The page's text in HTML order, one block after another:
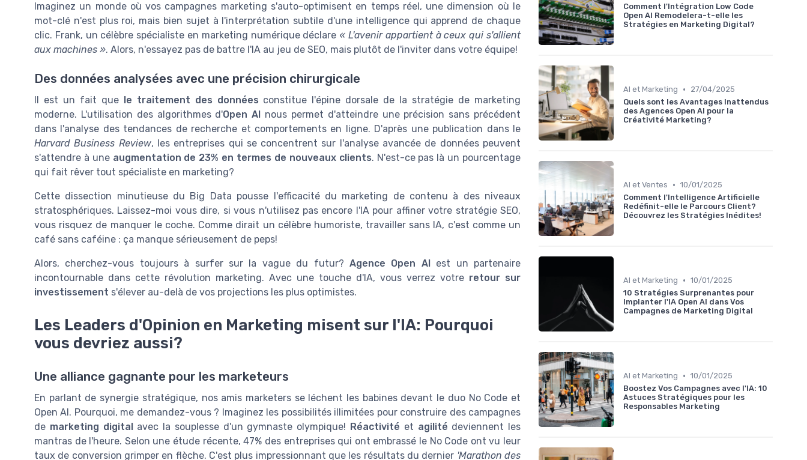
Imaginez un monde où vos campagnes marketing s'auto-optimisent en temps réel, une dimension où le
mot-clé n'est plus roi, mais bien sujet à l'interprétation subtile d'une intelligence qui apprend de chaque
clic. Frank, un célèbre spécialiste en marketing numérique déclare « L'avenir appartient à ceux qui s'allient
aux machines ». Alors, n'essayez pas de battre l'IA au jeu de SEO, mais plutôt de l'inviter dans votre équipe!
Des données analysées avec une précision chirurgicale
Il est un fait que le traitement des données constitue l'épine dorsale de la stratégie de marketing
moderne. L'utilisation des algorithmes d'Open AI
nous permet d'atteindre une précision sans précédent
dans l'analyse des tendances de recherche et comportements en ligne. D'après une publication dans le
Harvard Business Review, les entreprises qui se concentrent sur l'analyse avancée de données peuvent
s'attendre à une augmentation de 23% en termes de nouveaux clients. N'est-ce pas là un pourcentage
qui fait rêver tout spécialiste en marketing?
Cette dissection minutieuse du Big Data pousse l'efficacité du marketing de contenu à des niveaux
stratosphériques. Laissez-moi vous dire, si vous n'utilisez pas encore l'IA pour affiner votre stratégie SEO,
vous risquez de manquer le coche. Comme dirait un célèbre humoriste, travailler sans IA, c'est comme un
café sans caféine : ça manque sérieusement de peps!
Alors, cherchez-vous toujours à surfer sur la vague du futur? Agence Open AI
est un partenaire
incontournable dans cette révolution marketing. Avec une touche d'IA, vous verrez votre retour sur
investissement s'élever au-delà de vos projections les plus optimistes.
Les Leaders d'Opinion en Marketing misent sur l'IA: Pourquoi
vous devriez aussi?
Une alliance gagnante pour les marketeurs
En parlant de synergie stratégique, nos amis marketers se léchent les babines devant le duo No Code et
Open AI. Pourquoi, me demandez-vous ? Imaginez les possibilités illimitées pour construire des campagnes
de marketing digitalavec la souplesse d'un gymnaste olympique! Réactivité et agilité deviennent les
mantras de l'heure. Selon une étude récente, 47% des entreprises qui ont embrassé le No Code ont vu leur
taux de conversion grimper en flèche. C'est plus impressionnant que les résultats du dernier 'Marathon des
Comment l'Intégration Low Code
Open AI Remodelera-t-elle les
Stratégies en Marketing Digital?
AI et Marketing •
27/04/2025
Quels sont les Avantages Inattendus
des Agences Open AI pour la
Créativité Marketing?
AI et Ventes • 10/01/2025
Comment l'Intelligence Artificielle
Redéfinit-elle le Parcours Client?
Découvrez les Stratégies Inédites!
AI et Marketing • 10/01/2025
10 Stratégies Surprenantes pour
Implanter l'IA Open AI dans Vos
Campagnes de Marketing Digital
AI et Marketing • 10/01/2025
Boostez Vos Campagnes avec l'IA: 10
Astuces Stratégiques pour les
Responsables Marketing